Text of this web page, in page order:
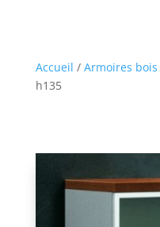
Accueil / Armoires bois
h135